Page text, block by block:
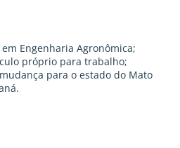
Engenharia Agronômica;
próprio para trabalho;
para o estado do Mato